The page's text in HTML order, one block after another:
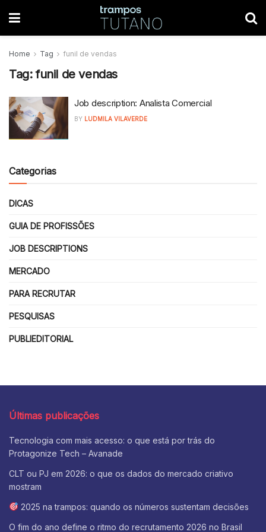
Home Tag funil de vendas
Tag:funil de vendas
Job description: Analista Comercial
BY LUDMILA VILAVERDE
Categorias
DICAS
GUIA DE PROFISSÕES
JOB DESCRIPTIONS
MERCADO
PARA RECRUTAR
PESQUISAS
PUBLIEDITORIAL
Últimas publicações
Tecnologia com mais acesso: o que está por trás do
Protagonize Tech – Avanade
CLT ou PJ em 2026: o que os dados do mercado criativo
mostram
2025 na trampos: quando os números sustentam decisões
O fim do ano define o ritmo do recrutamento 2026 no Brasil